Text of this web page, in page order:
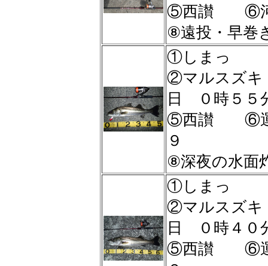
⑤西讃 ⑥河
⑧遠投・早巻
①しまっ
②マルスズ
日 ０時５
⑤西讃 ⑥運
９
⑧深夜の水面
①しまっ
②マルスズ
日 ０時４
⑤西讃 ⑥運